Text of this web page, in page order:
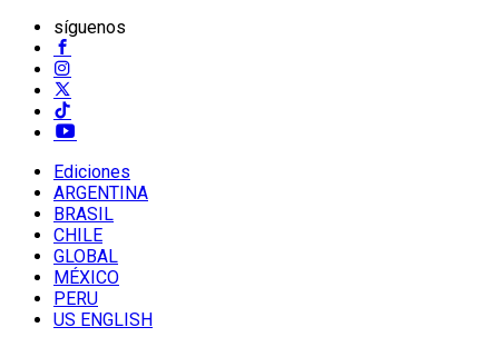
síguenos
Ediciones
ARGENTINA
BRASIL
CHILE
GLOBAL
MÉXICO
PERU
US ENGLISH